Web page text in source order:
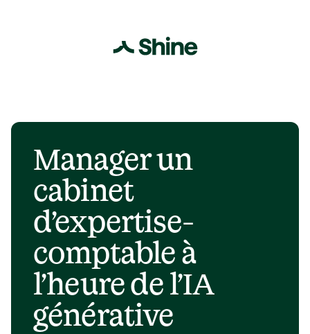
Manager un
cabinet
d’expertise-
comptable à
l’heure de l’IA
générative